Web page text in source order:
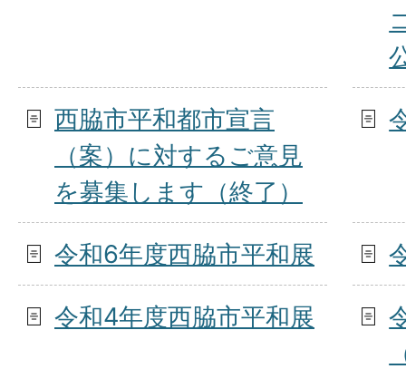
西脇市平和都市宣言
（案）に対するご意見
を募集します（終了）
令和6年度西脇市平和展
令和4年度西脇市平和展